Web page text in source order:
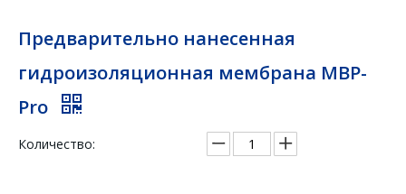
Предварительно нанесенная
гидроизоляционная мембрана MBP-
Pro
Количество: